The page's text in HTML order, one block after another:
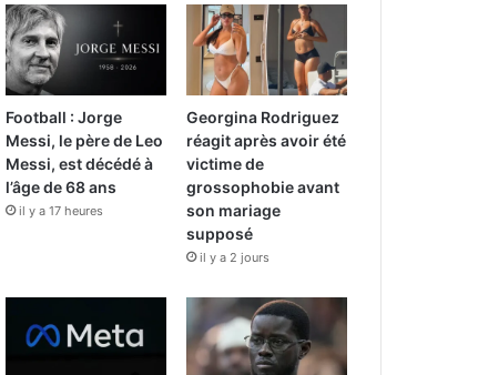
Football : Jorge
Messi, le père de Leo
Messi, est décédé à
l’âge de 68 ans
il y a 17 heures
Georgina Rodriguez
réagit après avoir été
victime de
grossophobie avant
son mariage
supposé
il y a 2 jours